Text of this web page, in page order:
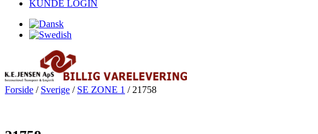
KUNDE LOGIN
Forside / Sverige / SE ZONE 1 / 21758